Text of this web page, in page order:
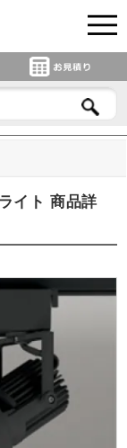
イト 商品詳